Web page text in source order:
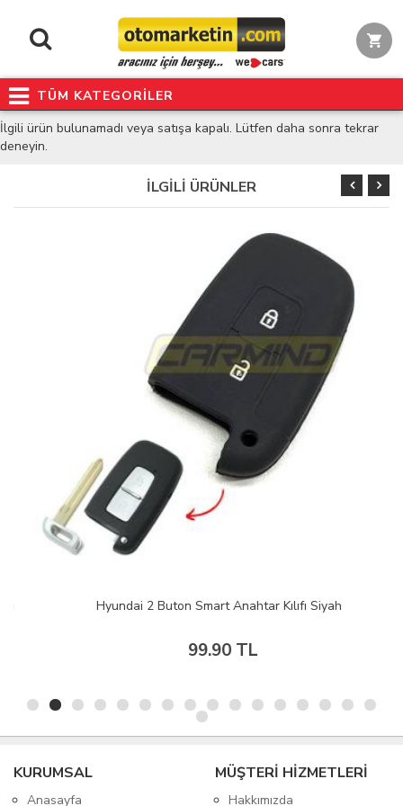
TÜM KATEGORİLER
İlgili ürün bulunamadı veya satışa kapalı. Lütfen daha sonra tekrar
deneyin.
İLGİLİ ÜRÜNLER
Hyundai 2 Buton Smart Anahtar Kılıfı Siyah
99.90 TL
KURUMSAL
Anasayfa
MÜŞTERİ HİZMETLERİ
Hakkımızda